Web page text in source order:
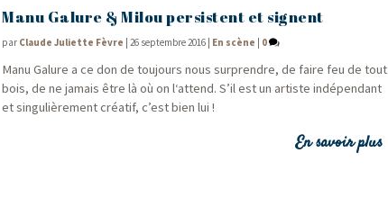
Manu Galure & Milou persistent et signent
par Claude Juliette Fèvre |26 septembre 2016 En scène 0
Manu Galure a ce don de tou­jours nous sur­prendre, de faire feu de tout
bois, de ne jamais être là où on l‘attend. S’il est un artiste indé­pen­dant
et sin­gu­liè­re­ment créa­tif, c’est bien lui !
En savoir plus